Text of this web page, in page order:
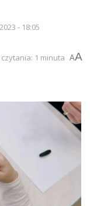
- 18:05
czytania: 1 minuta AA